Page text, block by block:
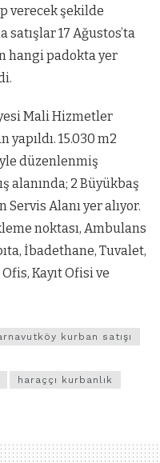
verecek şekilde
17 Ağustos’ta
hangi padokta yer
Mali Hizmetler
yapıldı. 15.030 m2
düzenlenmiş
alanında; 2 Büyükbaş
Servis Alanı yer alıyor.
noktası, Ambulans
İbadethane, Tuvalet,
Kayıt Ofisi ve
kurban satışı
haraççı kurbanlık